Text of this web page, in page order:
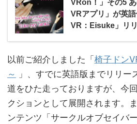
VRon！」その5
VRアプリ」が英
VR：Eisuke」リ
以前ご紹介しました「椅子ドン
～ 」、すでに英語版までリリー
道をひた走っておりますが、今
クションとして展開されます。
ンテンツ「サークルオブセイバ